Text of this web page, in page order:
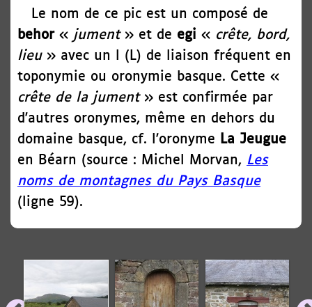
Le nom de ce pic est un composé de
behor« jument» et de egi « crête, bord,
lieu» avec un l (L) de liaison fréquent en
toponymie ou oronymie basque. Cette «
crête de la jument» est confirmée par
d'autres oronymes, même en dehors du
domaine basque, cf. l'oronyme La Jeugue
en Béarn (source : Michel Morvan, Les
noms de montagnes du Pays Basque
(ligne 59).